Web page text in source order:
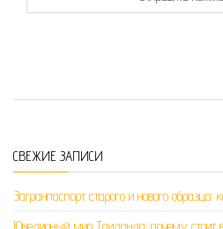
СВЕЖИЕ ЗАПИСИ
Загранпаспорт старого и нового